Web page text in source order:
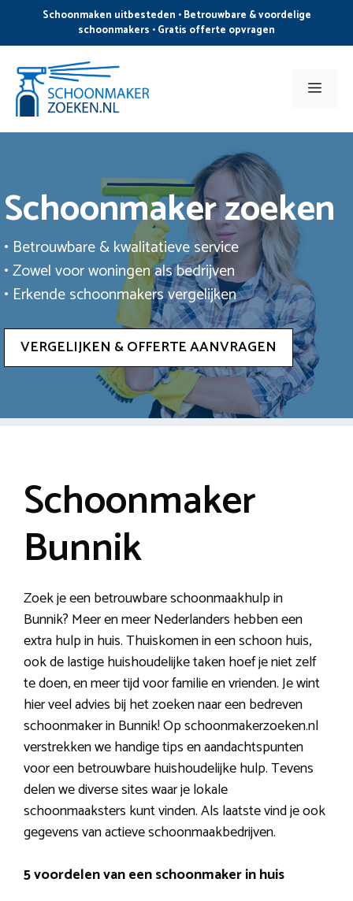
de
inhoud
Schoonmaken uitbesteden • Betrouwbare & voordelige
schoonmakers • Gratis offerte opvragen
Menu
Schoonmaker zoeken
• Betrouwbare & kwalitatieve service
• Zowel voor woningen als bedrijven
• Erkende schoonmakers vergelijken
VERGELIJKEN & OFFERTE AANVRAGEN
Schoonmaker
Bunnik
Zoek je een betrouwbare schoonmaakhulp in
Bunnik? Meer en meer Nederlanders hebben een
extra hulp in huis. Thuiskomen in een schoon huis,
ook de lastige huishoudelijke taken hoef je niet zelf
te doen, en meer tijd voor familie en vrienden. Je wint
hier veel advies bij het zoeken naar een bedreven
schoonmaker in Bunnik! Op schoonmakerzoeken.nl
verstrekken we handige tips en aandachtspunten
voor een betrouwbare huishoudelijke hulp. Tevens
delen we diverse sites waar je lokale
schoonmaaksters kunt vinden. Als laatste vind je ook
gegevens van actieve schoonmaakbedrijven.
5 voordelen van een schoonmaker in huis